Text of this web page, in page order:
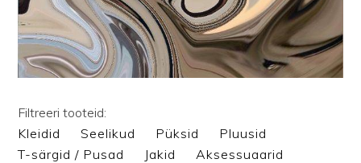
Filtreeri tooteid:
Kleidid
Seelikud Püksid
Pluusid
T-särgid / Pusad
Jakid
Aksessuaarid